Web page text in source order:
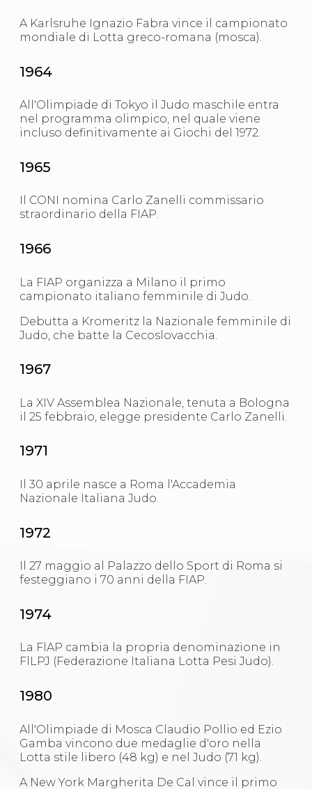
A Karlsruhe Ignazio Fabra vince il campionato
mondiale di Lotta greco-romana (mosca).
1964
All'Olimpiade di Tokyo il Judo maschile entra
nel programma olimpico, nel quale viene
incluso definitivamente ai Giochi del 1972.
1965
Il CONI nomina Carlo Zanelli commissario
straordinario della FIAP.
1966
La FIAP organizza a Milano il primo
campionato italiano femminile di Judo.
Debutta a Kromeritz la Nazionale femminile di
Judo, che batte la Cecoslovacchia.
1967
La XIV Assemblea Nazionale, tenuta a Bologna
il 25 febbraio, elegge presidente Carlo Zanelli.
1971
Il 30 aprile nasce a Roma l'Accademia
Nazionale Italiana Judo.
1972
Il 27 maggio al Palazzo dello Sport di Roma si
festeggiano i 70 anni della FIAP.
1974
La FlAP cambia la propria denominazione in
FlLPJ (Federazione Italiana Lotta Pesi Judo).
1980
All'Olimpiade di Mosca Claudio Pollio ed Ezio
Gamba vincono due medaglie d'oro nella
Lotta stile libero (48 kg) e nel Judo (71 kg).
A New York Margherita De Cal vince il primo